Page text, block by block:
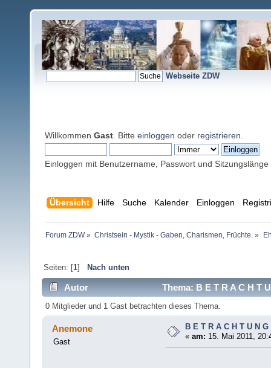
Webseite ZDW
Willkommen Gast . Bitte einloggen oder registrieren
Einloggen mit Benutzername, Passwort und Sitzungslänge
Übersicht Hilfe Suche Kalender Einloggen
Forum ZDW» Christsein - Mystik - Gaben, Charismen, Früchte. »
Seiten: [1] Nach unten
Autor Thema: B E T R A C H T
0 Mitglieder und 1 Gast betrachten dieses Thema.
Anemone
Gast
B E T R A C H T U N G
«am: 15. Mai 2011,